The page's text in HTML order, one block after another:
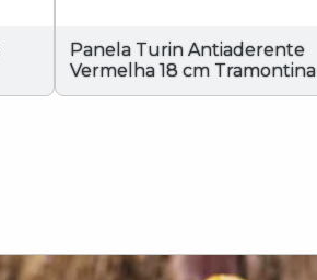
Panela Turin Antiaderente
Vermelha 18 cm Tramontina